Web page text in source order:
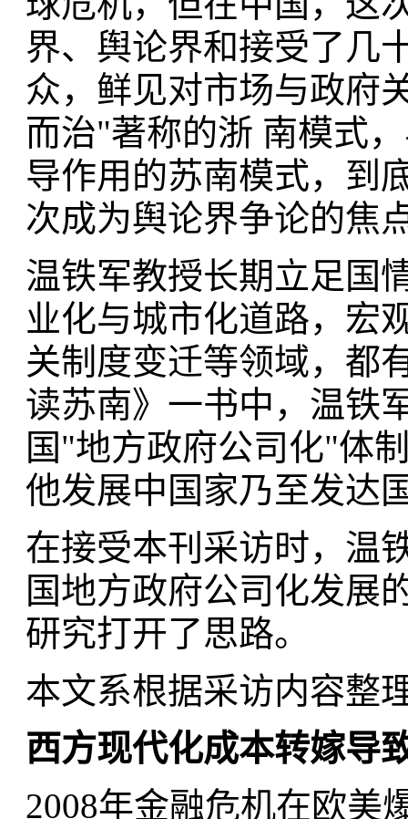
界、舆论界和接受了几
众，鲜见对市场与政府
而治"著称的浙 南模式
导作用的苏南模式，到
次成为舆论界争论的焦
温铁军教授长期立足国
业化与城市化道路，宏
关制度变迁等领域，都
读苏南》一书中，温铁
国"地方政府公司化"体
他发展中国家乃至发达
在接受本刊采访时，温
国地方政府公司化发展
研究打开了思路。
本文系根据采访内容整
西方现代化成本转嫁导
2008年金融危机在欧美